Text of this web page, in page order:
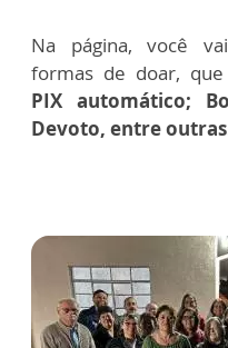
Na página, você
formas de doar, que
PIX automático;
Devoto, entre